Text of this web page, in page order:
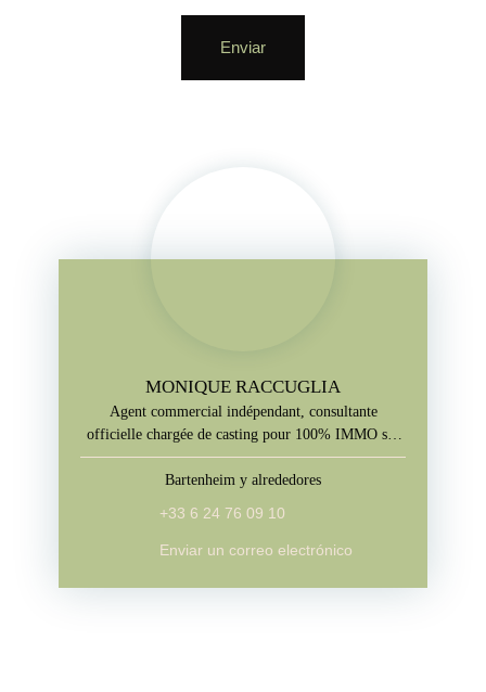
Enviar
MONIQUE RACCUGLIA
Agent commercial indépendant, consultante
officielle chargée de casting pour 100% IMMO sur
M6
Bartenheim y alrededores
+33 6 24 76 09 10
Enviar un correo electrónico